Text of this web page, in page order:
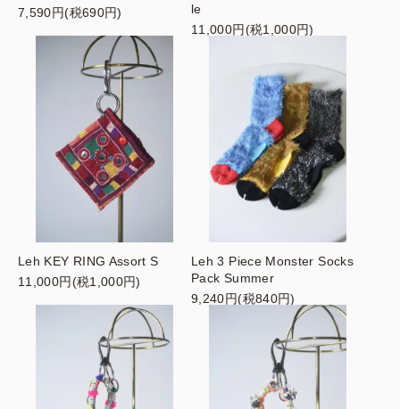
7,590円(税690円)
le
11,000円(税1,000円)
Leh KEY RING Assort S
11,000円(税1,000円)
Leh 3 Piece Monster Socks
Pack Summer
9,240円(税840円)